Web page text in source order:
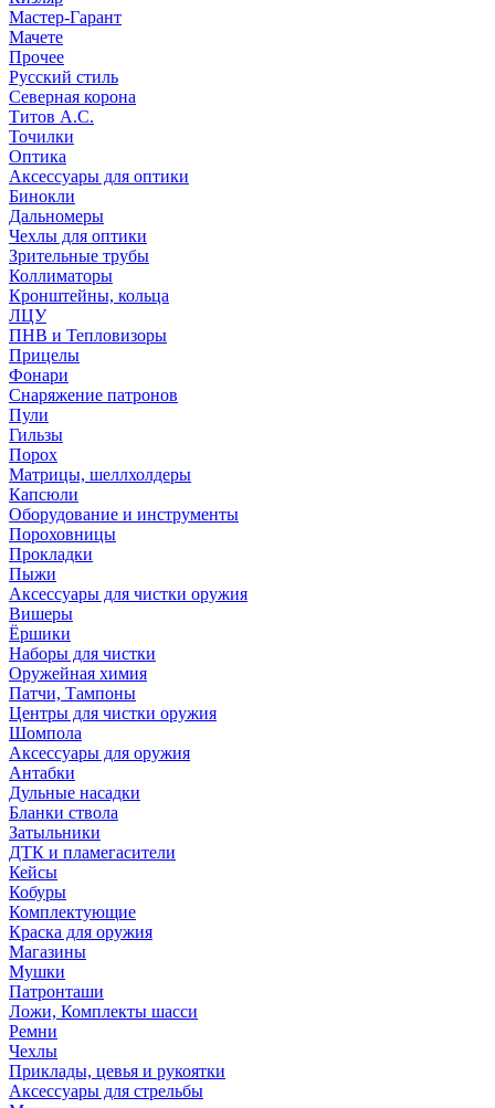
Мастер-Гарант
Мачете
Прочее
Русский стиль
Северная корона
Титов А.С.
Точилки
Оптика
Аксессуары для оптики
Бинокли
Дальномеры
Чехлы для оптики
Зрительные трубы
Коллиматоры
Кронштейны, кольца
ЛЦУ
ПНВ и Тепловизоры
Прицелы
Фонари
Снаряжение патронов
Пули
Гильзы
Порох
Матрицы, шеллхолдеры
Капсюли
Оборудование и инструменты
Пороховницы
Прокладки
Пыжи
Аксессуары для чистки оружия
Вишеры
Ёршики
Наборы для чистки
Оружейная химия
Патчи, Тампоны
Центры для чистки оружия
Шомпола
Аксессуары для оружия
Антабки
Дульные насадки
Бланки ствола
Затыльники
ДТК и пламегасители
Кейсы
Кобуры
Комплектующие
Краска для оружия
Магазины
Мушки
Патронташи
Ложи, Комплекты шасси
Ремни
Чехлы
Приклады, цевья и рукоятки
Аксессуары для стрельбы